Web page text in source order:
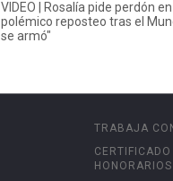
VIDEO | Rosalía pide perdón
polémico reposteo tras el
se armó"
TRABAJA
CERTIFICADO